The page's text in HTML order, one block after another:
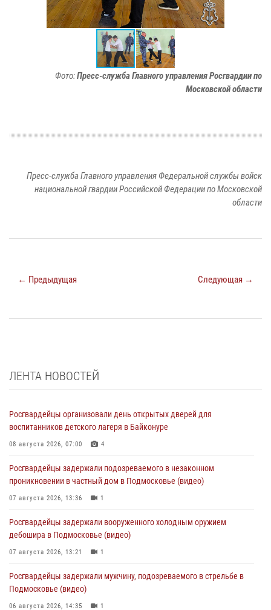
Фото:Пресс-служба Главного управления Росгвардии по
Московской области
Пресс-служба Главного управления Федеральной службы войск
национальной гвардии Российской Федерации по Московской
области
← Предыдущая Следующая →
ЛЕНТА НОВОСТЕЙ
Росгвардейцы организовали день открытых дверей для
воспитанников детского лагеря в Байконуре
08 августа 2026, 07:00 4
Росгвардейцы задержали подозреваемого в незаконном
проникновении в частный дом в Подмосковье (видео)
07 августа 2026, 13:36 1
Росгвардейцы задержали вооруженного холодным оружием
дебошира в Подмосковье (видео)
07 августа 2026, 13:21 1
Росгвардейцы задержали мужчину, подозреваемого в стрельбе в
Подмосковье (видео)
06 августа 2026, 14:35 1